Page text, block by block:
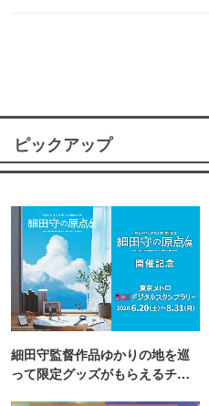
ピックアップ
細田守監督作品ゆかりの地を巡
って限定グッズがもらえるチャ